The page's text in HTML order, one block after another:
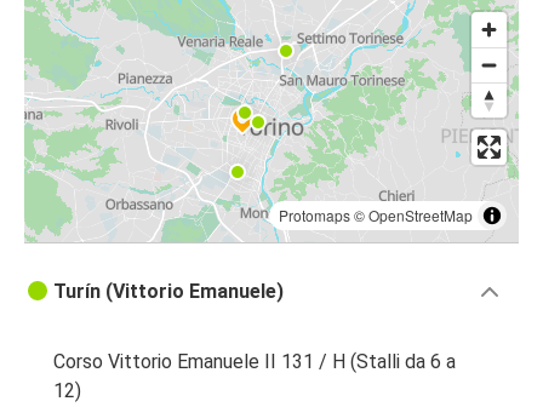
Protomaps©OpenStreetMap
Turín (Vittorio Emanuele)
Corso Vittorio Emanuele II 131 / H (Stalli da 6 a
12)